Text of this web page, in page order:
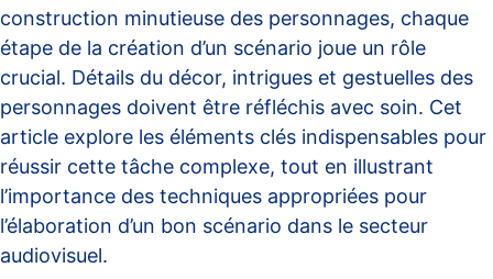
construction minutieuse des personnages, chaque
étape de la création d’un scénario joue un rôle
crucial. Détails du décor, intrigues et gestuelles des
personnages doivent être réfléchis avec soin. Cet
article explore les éléments clés indispensables pour
réussir cette tâche complexe, tout en illustrant
l’importance des techniques appropriées pour
l’élaboration d’un bon scénario dans le secteur
audiovisuel.